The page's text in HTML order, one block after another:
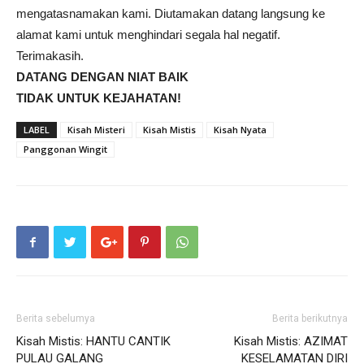
mengatasnamakan kami. Diutamakan datang langsung ke
alamat kami untuk menghindari segala hal negatif.
Terimakasih.
DATANG DENGAN NIAT BAIK
TIDAK UNTUK KEJAHATAN!
LABEL Kisah Misteri Kisah Mistis
Kisah Nyata
Panggonan Wingit
Berita sebelumya
Kisah Mistis: HANTU CANTIK
PULAU GALANG
Berita berikutnya
Kisah Mistis: AZIMAT
KESELAMATAN DIRI